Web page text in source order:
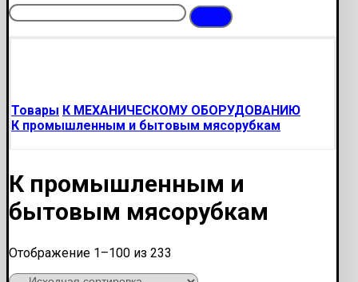
Товары К МЕХАНИЧЕСКОМУ ОБОРУДОВАНИЮ
К промышленным и бытовым мясорубкам
К промышленным и
бытовым мясорубкам
Отображение 1–100 из 233